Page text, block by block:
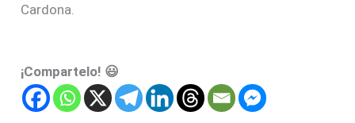
Cardona.
¡Compartelo! 😃